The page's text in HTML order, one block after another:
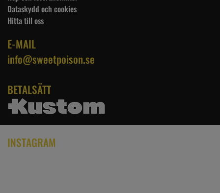
Dataskydd och cookies
Hitta till oss
E-MAIL
info@sweetpoison.se
BETALSÄTT
INSTAGRAM